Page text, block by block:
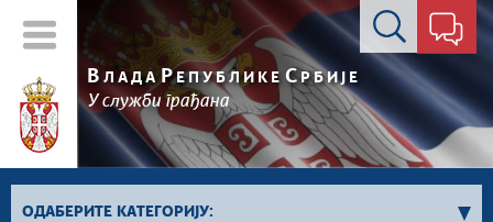
Контакт форма
В ЛАДА РЕПУБЛИКЕ СРБИЈЕ
У служби грађана
ОДАБЕРИТЕ КАТЕГОРИЈУ: